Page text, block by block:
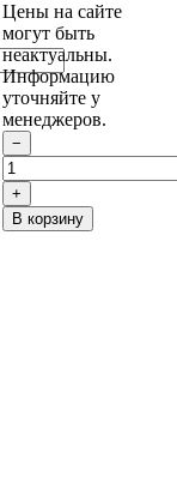
Цены на сайте
могут быть
неактуальны.
Информацию
уточняйте у
менеджеров.
−
+
В корзину